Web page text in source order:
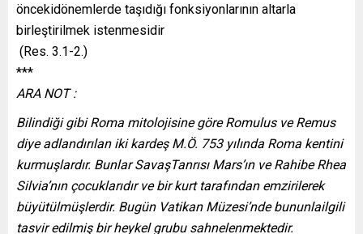
öncekidönemlerde taşıdığı fonksiyonlarının altarla
birleştirilmek istenmesidir
(Res. 3.1-2.)
***
ARA NOT :
Bilindiği gibi Roma mitolojisine göre Romulus ve Remus
diye adlandırılan iki kardeş M.Ö. 753 yılında Roma kentini
kurmuşlardır. Bunlar SavaşTanrısı Mars’ın ve Rahibe Rhea
Silvia’nın çocuklarıdır ve bir kurt tarafından emzirilerek
büyütülmüşlerdir. Bugün Vatikan Müzesi’nde bununlailgili
tasvir edilmiş bir heykel grubu sahnelenmektedir.